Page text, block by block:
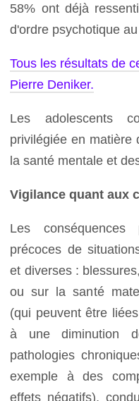
58% ont déjà
d'ordre psychotique
Tous les résultats de
Pierre Deniker.
Les adolescents
privilégiée en matière
la santé mentale et
Vigilance quant aux
Les conséquences
précoces de
et diverses :
ou sur la santé
(qui peuvent être
à une diminution
pathologies
exemple à des
effets négatifs),